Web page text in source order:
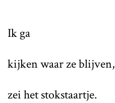
Ik ga
kijken waar ze blijven,
zei het stokstaartje.